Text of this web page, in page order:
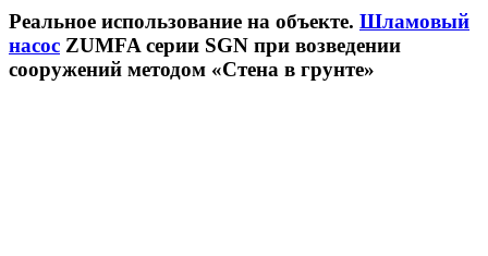
Реальное использование на объекте. Шламовый
насос ZUMFA серии SGN при возведении
сооружений методом «Стена в грунте»